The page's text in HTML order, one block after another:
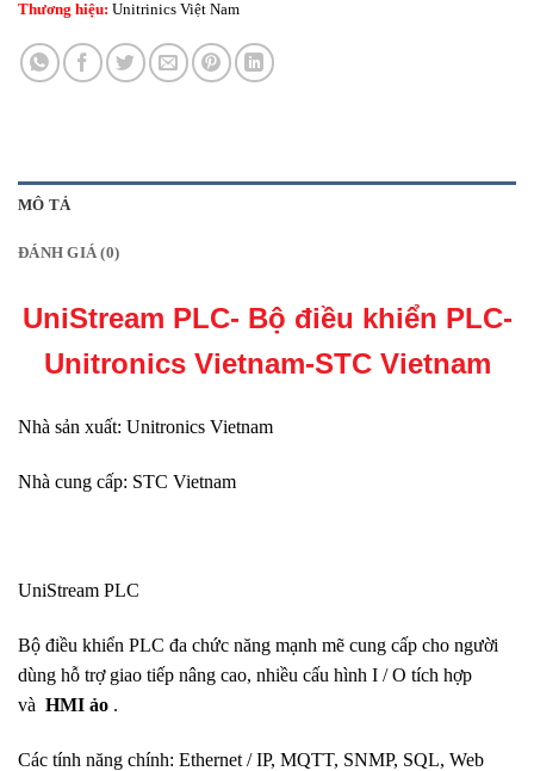
Thương hiệu: Unitrinics Việt Nam
MÔ TẢ
ĐÁNH GIÁ (0)
UniStream PLC- Bộ điều khiển PLC-
Unitronics Vietnam-STC Vietnam
Nhà sản xuất: Unitronics Vietnam
Nhà cung cấp: STC Vietnam
UniStream PLC
Bộ điều khiển PLC đa chức năng mạnh mẽ cung cấp cho người
dùng hỗ trợ giao tiếp nâng cao, nhiều cấu hình I / O tích hợp
và HMI ảo .
Các tính năng chính: Ethernet / IP, MQTT, SNMP, SQL, Web